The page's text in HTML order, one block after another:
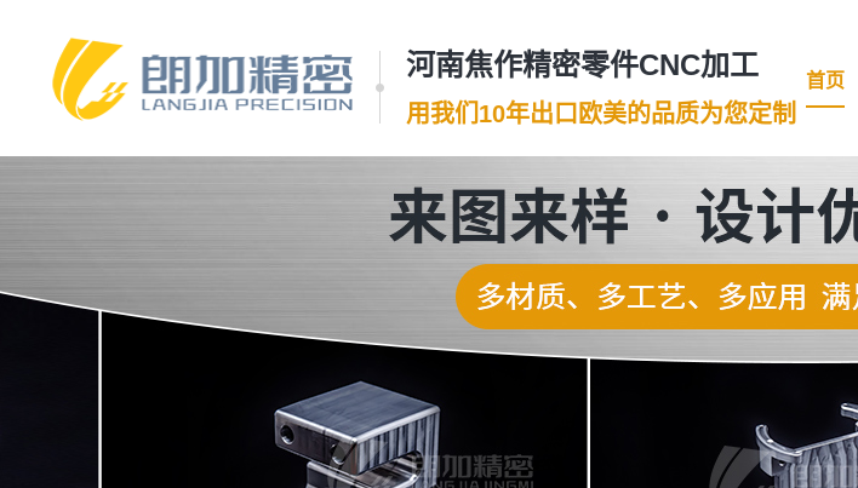
河南焦作精密零件CNC加工
用我们10年出口欧美的品质为您定制
首页